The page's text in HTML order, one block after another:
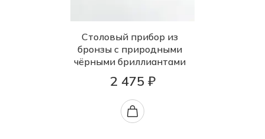
Столовый прибор из
бронзы с природными
чёрными бриллиантами
2 475 ₽